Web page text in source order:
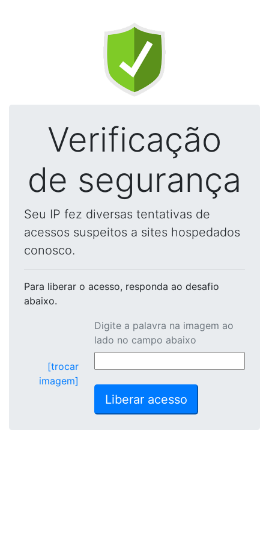
Verificação
de segurança
Seu IP fez diversas tentativas de
acessos suspeitos a sites hospedados
conosco.
Para liberar o acesso, responda ao desafio
abaixo.
[trocar
imagem]
Digite a palavra na imagem ao
lado no campo abaixo